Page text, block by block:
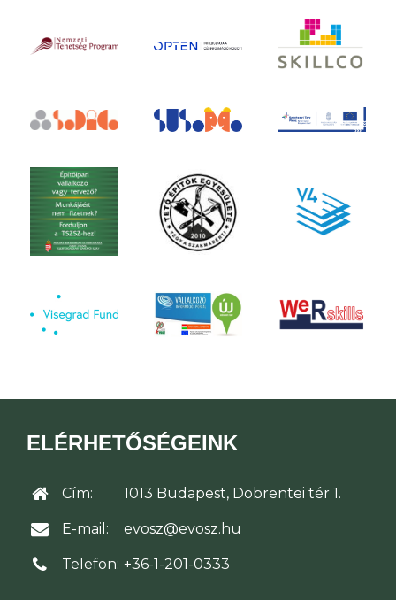
ELÉRHETŐSÉGEINK
Cím: 1013 Budapest, Döbrentei tér 1.
E-mail: evosz@evosz.hu
Telefon: +36-1-201-0333